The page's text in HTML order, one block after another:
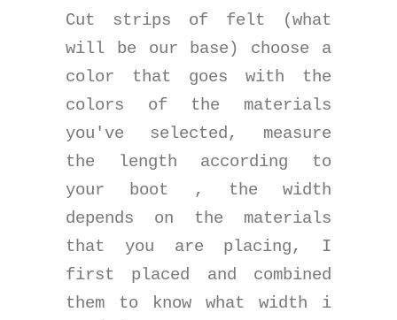
Cut strips of felt (what
will be our base) choose a
color that goes with the
colors of the materials
you've selected, measure
the length according to
your boot , the width
depends on the materials
that you are placing, I
first placed and combined
them to know what width i